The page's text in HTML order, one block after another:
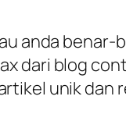
anda
dari blog
unik dan